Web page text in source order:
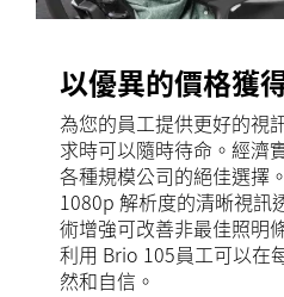
以優異的價格獲
為您的員工提供更好的視
求時可以隨時待命。經濟
各種規模公司的絕佳選擇
1080p 解析度的清晰視訊
術增強可改善非最佳照明
利用 Brio 105員工可以在
然和自信。